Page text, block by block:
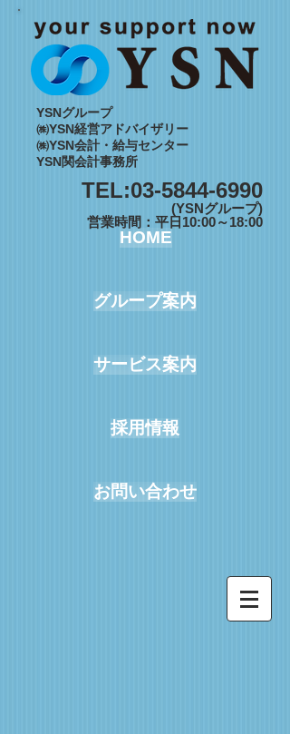
TEL:03-5844-6990
(YSNグループ)
営業時間：平日10:00～18:00
HOME
グループ案内
サービス案内
採用情報
YSNグループ
㈱YSN経営アドバイザリー
㈱YSN会計・給与センター
YSN関会計事務所
お問い合わせ